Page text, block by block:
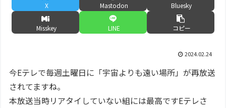
X Mastodon Bluesky
Misskey LINE コピー
2024.02.24
今Eテレで毎週土曜日に「宇宙よりも遠い場所」が再放送
されてますね。
本放送当時リアタイしていない組には最高ですEテレさ